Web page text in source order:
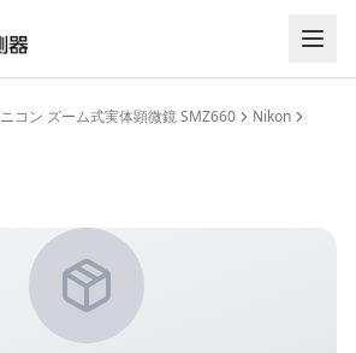
ニコン ズーム式実体顕微鏡 SMZ660
Nikon